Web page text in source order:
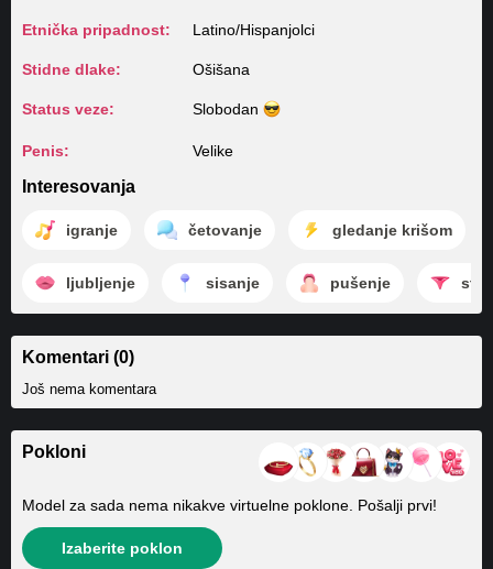
Etnička pripadnost: Latino/Hispanjolci
Stidne dlake: Ošišana
Status veze: Slobodan
Penis: Velike
Interesovanja
igranje četovanje gledanje krišom
ljubljenje sisanje pušenje
Komentari (0)
Još nema komentara
Pokloni
Model za sada nema nikakve virtuelne poklone. Pošalji prvi!
Izaberite poklon